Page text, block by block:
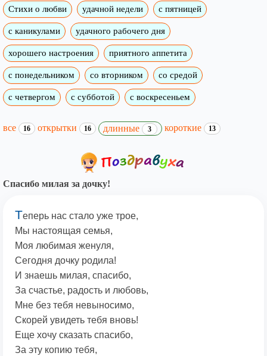
Стихи о любви удачной недели c пятницей
с каникулами удачного рабочего дня
хорошего настроения приятного аппетита
с понедельником со вторником со средой
с четвергом с субботой с воскресеньем
все 16 открытки 16 длинные 3 короткие 13
Спасибо милая за дочку!
Теперь нас стало уже трое,
Мы настоящая семья,
Моя любимая женуля,
Сегодня дочку родила!
И знаешь милая, спасибо,
За счастье, радость и любовь,
Мне без тебя невыносимо,
Скорей увидеть тебя вновь!
Еще хочу сказать спасибо,
За эту копию тебя,